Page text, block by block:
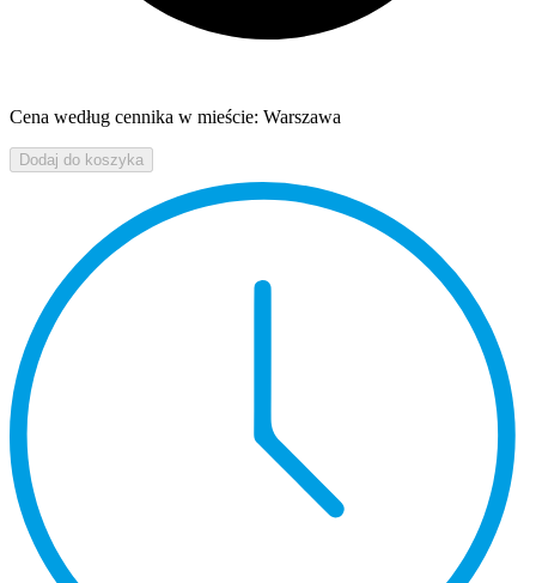
Cena według cennika w mieście: Warszawa
Dodaj do koszyka